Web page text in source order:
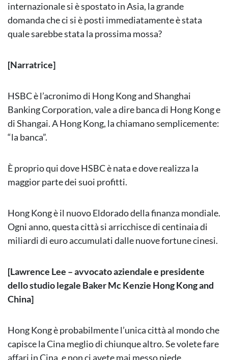
internazionale si è spostato in Asia, la grande
domanda che ci si è posti immediatamente è stata
quale sarebbe stata la prossima mossa?
[Narratrice]
HSBC è l’acronimo di Hong Kong and Shanghai
Banking Corporation, vale a dire banca di Hong Kong e
di Shangai. A Hong Kong, la chiamano semplicemente:
“la banca”.
È proprio qui dove HSBC è nata e dove realizza la
maggior parte dei suoi profitti.
Hong Kong è il nuovo Eldorado della finanza mondiale.
Ogni anno, questa città si arricchisce di centinaia di
miliardi di euro accumulati dalle nuove fortune cinesi.
[Lawrence Lee – avvocato aziendale e presidente
dello studio legale Baker Mc Kenzie Hong Kong and
China]
Hong Kong è probabilmente l’unica città al mondo che
capisce la Cina meglio di chiunque altro. Se volete fare
affari in Cina, e non ci avete mai messo piede.